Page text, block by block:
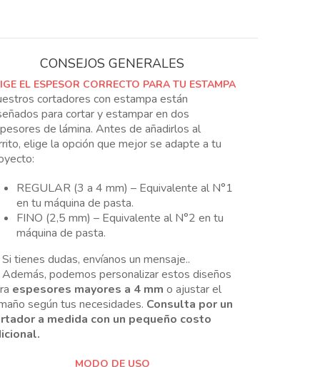
07FL01S
cantidad
CONSEJOS GENERALES
EL ESPESOR CORRECTO PARA TU ESTAMPA
cortadores con estampa están
para cortar y estampar en dos
de lámina. Antes de añadirlos al
elige la opción que mejor se adapte a tu
REGULAR (3 a 4 mm) – Equivalente al N°1
en tu máquina de pasta.
FINO (2,5 mm) – Equivalente al N°2 en tu
máquina de pasta.
tienes dudas, envíanos un mensaje..
podemos personalizar estos diseños
espesores mayores a 4 mm o ajustar el
según tus necesidades. Consulta por un
a medida con un pequeño costo
MODO DE USO